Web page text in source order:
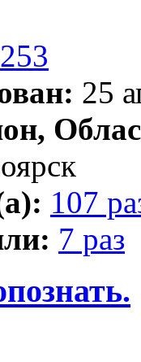
253
25
107
7 раз